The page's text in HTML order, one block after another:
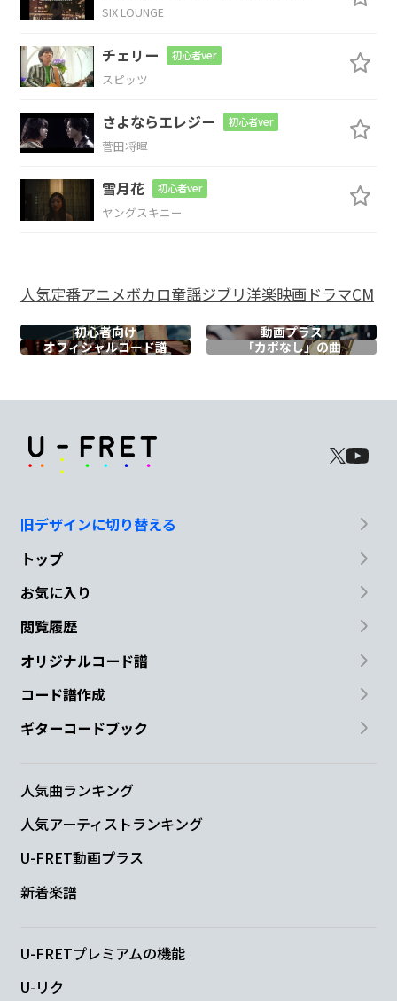
Em
悲しみに 怯え逃げ出
D
Em
あなた
C
がくれた
D
言葉に
G
鏡に映る自 分が 徐々に徐々に
C
Am Bm
あな たを見ていた
Em C
Em
いつまでも
C
贈り続けてくんだ
B7
Em
繰り
D
SIX LOUNGE
チェリー 初心者ver
スピッツ
さよならエレジー 初心者ver
菅田将暉
雪月花 初心者ver
ヤングスキニー
人気定番アニメボカロ童謡ジブリ洋楽映画ドラマCM
初心者向け
動画プラス
オフィシャルコード譜 「カポなし」の曲
旧デザインに切り替える
トップ
お気に入り
閲覧履歴
オリジナルコード譜
コード譜作成
ギターコードブック
人気曲ランキング
人気アーティストランキング
U-FRET動画プラス
新着楽譜
U-FRETプレミアムの機能
U-リク